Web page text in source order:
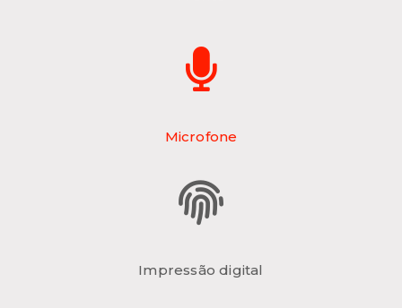
Microfone
Impressão digital